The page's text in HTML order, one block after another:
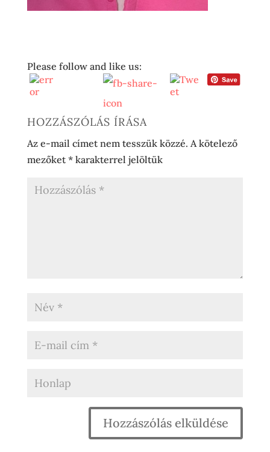
Please follow and like us:
HOZZÁSZÓLÁS ÍRÁSA
Az e-mail címet nem tesszük közzé. A kötelező
mezőket*karakterrel jelöltük